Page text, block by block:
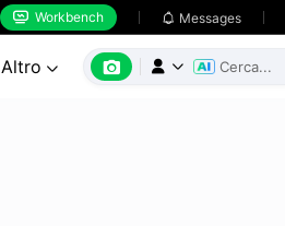
 Workbench  Messages
Altro    